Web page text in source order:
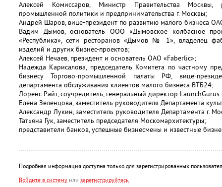
Алексей Комиссаров, Министр Правительства Москвы,
промышленной политики и предпринимательства г. Москвы;
Андрей Шаров, вице-президент по развитию малого бизнеса
Вадим Дымов, основатель ООО «Дымовское колбасное
«Республика», сети ресторанов «Дымов № 1», владелец
изделий и других бизнес-проектов;
Алексей Нечаев, президент и основатель ОАО «Faberlic»;
Надежда Карисалова, председатель Комитета по частному
бизнесу Торгово-промышленной палаты РФ, вице-
департамента обслуживания клиентов малого бизнеса ВТБ24;
Лоренс Райт, соучредитель, генеральный директор
Елена Зеленцова, заместитель руководителя Департамента
Александр Лукин, заместитель руководителя Департамента г.
Татьяна Гук, заместитель председателя Москомархитектуры;
представители банков, успешные бизнесмены и известные
Подробная информация доступна только для зарегистрированных
Войдите в систему или зарегистрируйтесь